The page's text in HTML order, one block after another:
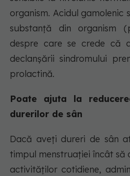
organism. Acidul gamolenic
substanță din organism
despre care se crede că
declanșării sindromului
prolactină.
Poate ajuta la
durerilor de sân
Dacă aveți dureri de sân
timpul menstruației încât să
activităților cotidiene,